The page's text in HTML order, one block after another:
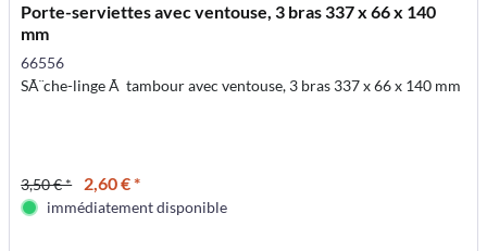
Porte-serviettes avec ventouse, 3 bras 337 x 66 x 140
mm
66556
SÃ¨che-linge Ã tambour avec ventouse, 3 bras 337 x 66 x 140 mm
3,50 € * 2,60 € *
immédiatement disponible